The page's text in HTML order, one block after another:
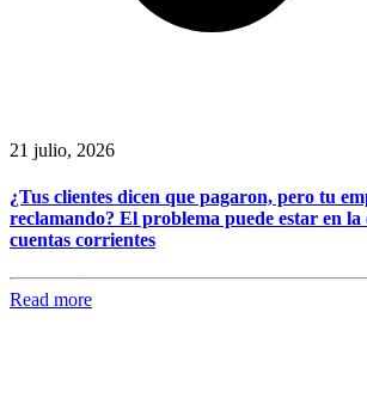
21 julio, 2026
¿Tus clientes dicen que pagaron, pero tu
reclamando? El problema puede estar en la
cuentas corrientes
Read more